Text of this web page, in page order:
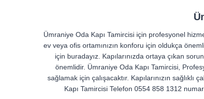
Ümraniye Oda Kapı Tamircisi için profesyonel
ev veya ofis ortamınızın konforu için oldukça
için buradayız. Kapılarınızda ortaya çıkan
önemlidir. Ümraniye Oda Kapı Tamircisi,
sağlamak için çalışacaktır. Kapılarınızın
Kapı Tamircisi Telefon 0554 858 1312